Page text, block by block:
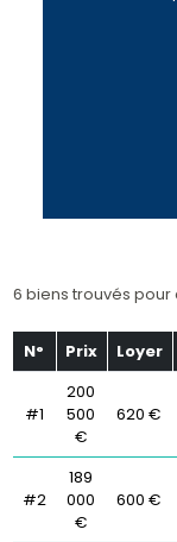
6 biens trouvés
N° Prix Loyer
#1
200
500
€
620 €
#2
189
000
€
600 €